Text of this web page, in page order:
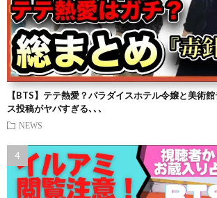
【BTS】テテ熱愛？パラダイスホテル令嬢と美術
ス投稿がヤバすぎる､､､
NEWS